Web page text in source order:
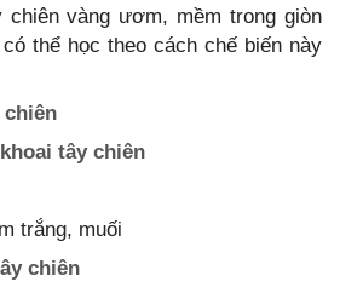
chiên vàng ươm, mềm trong giòn
thể học theo cách chế biến này
chiên
tây chiên
trắng, muối
chiên